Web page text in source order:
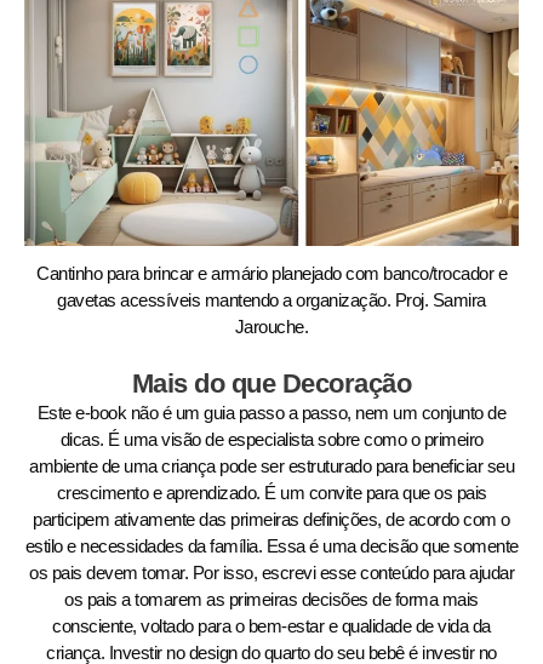
Cantinho para brincar e armário planejado com banco/trocador e
gavetas acessíveis mantendo a organização. Proj. Samira
Jarouche.
Mais do que Decoração
Este e-book não é um guia passo a passo, nem um conjunto de
dicas. É uma visão de especialista sobre como o primeiro
ambiente de uma criança pode ser estruturado para beneficiar seu
crescimento e aprendizado. É um convite para que os pais
participem ativamente das primeiras definições, de acordo com o
estilo e necessidades da família. Essa é uma decisão que somente
os pais devem tomar. Por isso, escrevi esse conteúdo para ajudar
os pais a tomarem as primeiras decisões de forma mais
consciente, voltado para o bem-estar e qualidade de vida da
criança. Investir no design do quarto do seu bebê é investir no